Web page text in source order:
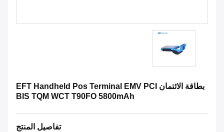
بطاقة الائتمان EFT Handheld Pos Terminal EMV PCI
BIS TQM WCT T90FO 5800mAh
تفاصيل المنتج